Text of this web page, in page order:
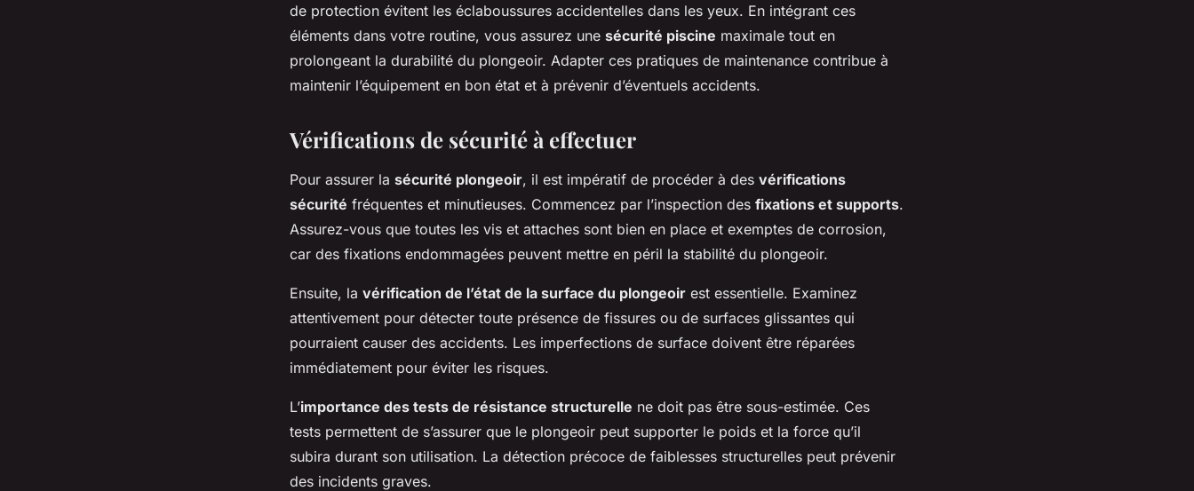
de protection évitent les éclaboussures accidentelles dans les yeux. En intégrant ces
éléments dans votre routine, vous assurez une sécurité piscine maximale tout en
prolongeant la durabilité du plongeoir. Adapter ces pratiques de maintenance contribue à
maintenir l’équipement en bon état et à prévenir d’éventuels accidents.
Vérifications de sécurité à effectuer
Pour assurer la sécurité plongeoir, il est impératif de procéder à des vérifications
sécurité fréquentes et minutieuses. Commencez par l’inspection des fixations et supports.
Assurez-vous que toutes les vis et attaches sont bien en place et exemptes de corrosion,
car des fixations endommagées peuvent mettre en péril la stabilité du plongeoir.
Ensuite, la vérification de l’état de la surface du plongeoir est essentielle. Examinez
attentivement pour détecter toute présence de fissures ou de surfaces glissantes qui
pourraient causer des accidents. Les imperfections de surface doivent être réparées
immédiatement pour éviter les risques.
L’importance des tests de résistance structurelle ne doit pas être sous-estimée. Ces
tests permettent de s’assurer que le plongeoir peut supporter le poids et la force qu’il
subira durant son utilisation. La détection précoce de faiblesses structurelles peut prévenir
des incidents graves.